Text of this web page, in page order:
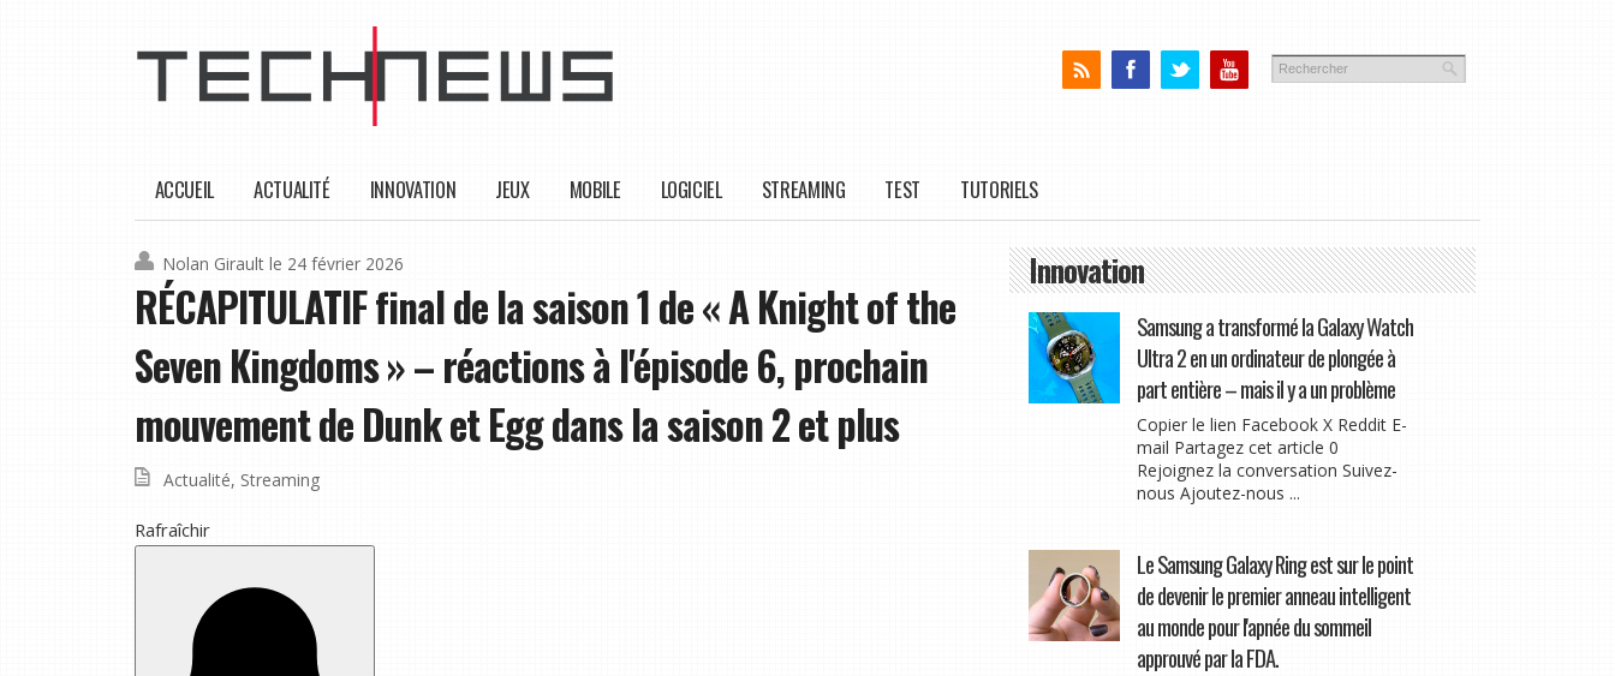
ACCUEIL ACTUALITÉ INNOVATION JEUX MOBILE LOGICIEL STREAMING TEST TUTORIELS
Nolan Girault le 24 février 2026
RÉCAPITULATIF final de la saison 1 de « A Knight of the
Seven Kingdoms » – réactions à l'épisode 6, prochain
mouvement de Dunk et Egg dans la saison 2 et plus
Actualité, Streaming
Rafraîchir
Innovation
Samsung a transformé la Galaxy Watch
Ultra 2 en un ordinateur de plongée à
part entière – mais il y a un problème
Copier le lien Facebook X Reddit E-
mail Partagez cet article 0
Rejoignez la conversation Suivez-
nous Ajoutez-nous ...
Le Samsung Galaxy Ring est sur le point
de devenir le premier anneau intelligent
au monde pour l'apnée du sommeil
approuvé par la FDA.